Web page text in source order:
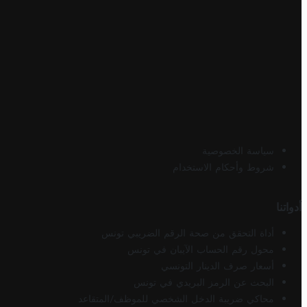
سياسة الخصوصية
شروط وأحكام الاستخدام
أدواتنا
أداة التحقق من صحة الرقم الضريبي تونس
محول رقم الحساب الآيبان في تونس
أسعار صرف الدينار التونسي
البحث عن الرمز البريدي في تونس
محاكي ضريبة الدخل الشخصي للموظف/المتقاعد